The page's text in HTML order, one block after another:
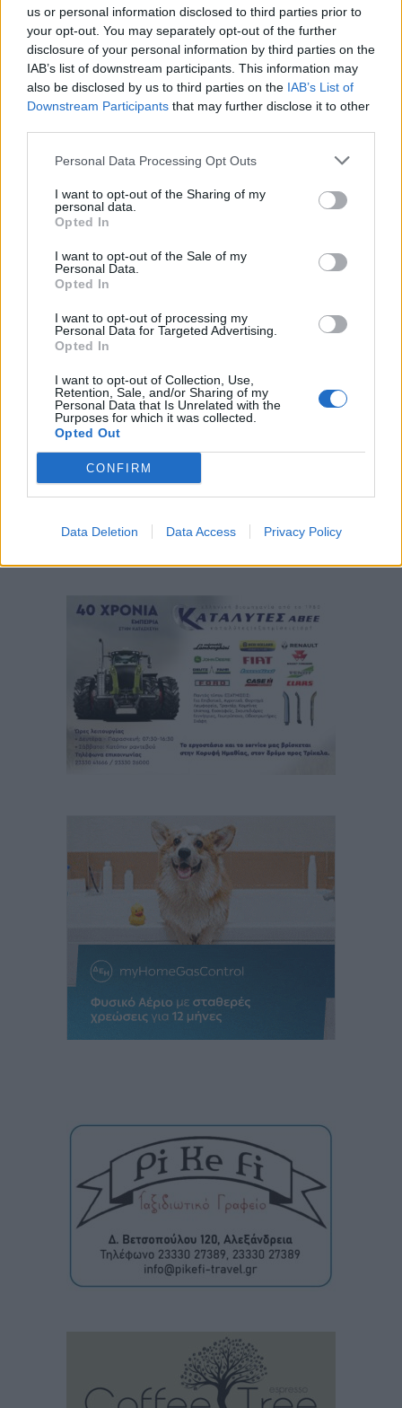
us or personal information disclosed to third parties prior to
your opt-out. You may separately opt-out of the further
disclosure of your personal information by third parties on the
IAB’s list of downstream participants. This information may
also be disclosed by us to third parties on the IAB’s List of
Downstream Participants that may further disclose it to other
Personal Data Processing Opt Outs
I want to opt-out of the Sharing of my
personal data.
Opted In
I want to opt-out of the Sale of my
Personal Data.
Opted In
I want to opt-out of processing my
Personal Data for Targeted Advertising.
Opted In
I want to opt-out of Collection, Use,
Retention, Sale, and/or Sharing of my
Personal Data that Is Unrelated with the
Purposes for which it was collected.
Opted Out
CONFIRM
Data Deletion Data Access Privacy Policy